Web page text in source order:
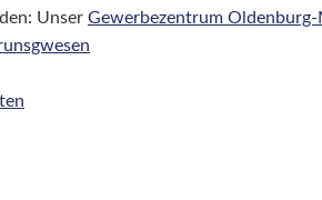
Unser Gewerbezentrum